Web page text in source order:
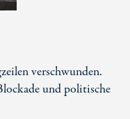
verschwunden.
und politische